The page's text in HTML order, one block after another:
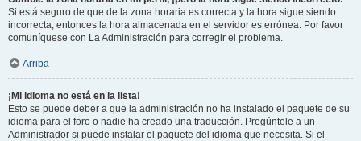
Si está seguro de que de la zona horaria es correcta y la hora sigue siendo
incorrecta, entonces la hora almacenada en el servidor es errónea. Por favor
comuníquese con La Administración para corregir el problema.
Arriba
¡Mi idioma no está en la lista!
Esto se puede deber a que la administración no ha instalado el paquete de su
idioma para el foro o nadie ha creado una traducción. Pregúntele a un
Administrador si puede instalar el paquete del idioma que necesita. Si el